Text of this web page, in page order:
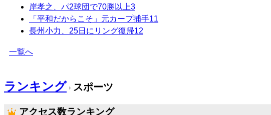
岸孝之、パ2球団で70勝以上3
「平和だからこそ」元カープ捕手11
長州小力、25日にリング復帰12
一覧へ
ランキング スポーツ
アクセス数ランキング